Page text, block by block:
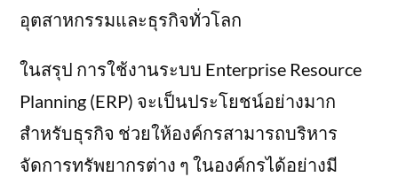
อุตสาหกรรมและธุรกิจทั่วโลก
ในสรุป การใช้งานระบบ Enterprise Resource
Planning (ERP) จะเป็นประโยชน์อย่างมาก
สำหรับธุรกิจ ช่วยให้องค์กรสามารถบริหาร
จัดการทรัพยากรต่าง ๆ ในองค์กรได้อย่างมี